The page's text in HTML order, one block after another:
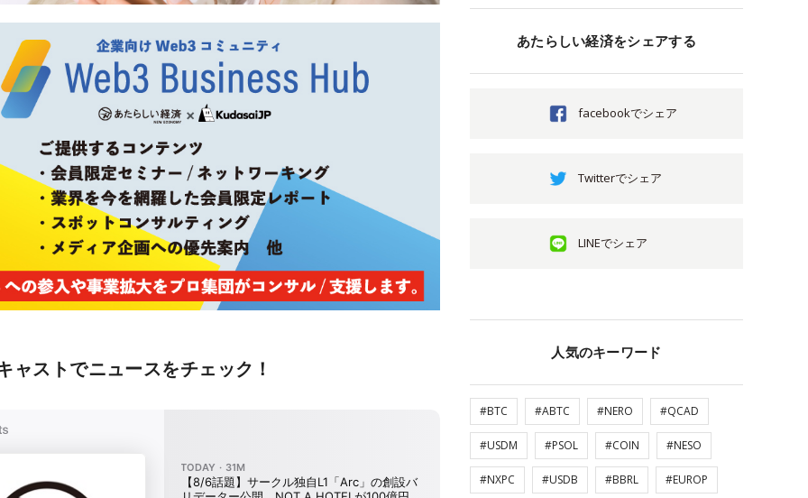
ャストでニュースをチェック！
あたらしい経済をシェアする
facebookでシェア
Twitterでシェア
LINEでシェア
人気のキーワード
#BTC #ABTC #NERO #QCAD
#USDM #PSOL #COIN #NESO
#NXPC #USDB #BBRL #EUROP